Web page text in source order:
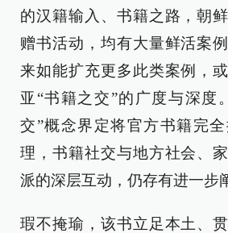
的汉籍输入、书籍之路，朝
赠书活动，均有大量鲜活案
来如能扩充更多此类案例，
亚“书籍之交”的广度与深度
交”概念界定将官方书籍完
理，书籍社交与地方社会、
派的深层互动，仍存有进一步
瑕不掩瑜，该书立足本土、